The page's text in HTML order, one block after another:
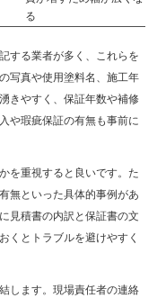
る
する業者が多く、これらを
写真や使用塗料名、施工年
きやすく、保証年数や補修
や瑕疵保証の有無も事前に
を重視すると良いです。た
無といった具体的事例があ
見積書の内訳と保証書の文
くとトラブルを避けやすく
します。現場責任者の連絡